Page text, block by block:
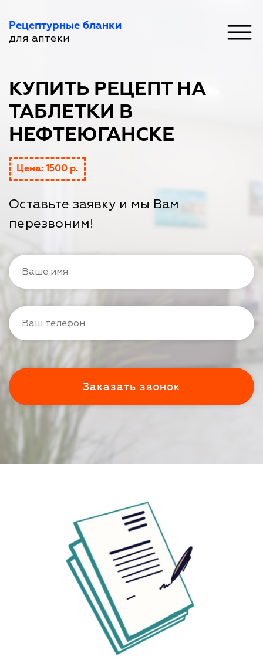
Рецептурные бланки
для аптеки
КУПИТЬ РЕЦЕПТ НА
ТАБЛЕТКИ В
НЕФТЕЮГАНСКЕ
Цена: 1500 р.
Оставьте заявку и мы Вам
перезвоним!